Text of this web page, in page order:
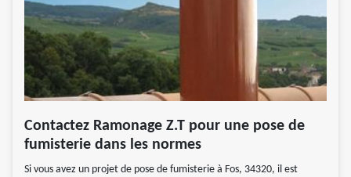
Contactez Ramonage Z.T pour une pose de
fumisterie dans les normes
Si vous avez un projet de pose de fumisterie à Fos, 34320, il est